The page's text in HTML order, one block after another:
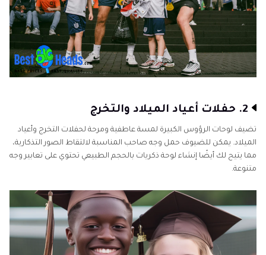
2. حفلات أعياد الميلاد والتخرج
تضيف لوحات الرؤوس الكبيرة لمسة عاطفية ومرحة لحفلات التخرج وأعياد
الميلاد. يمكن للضيوف حمل وجه صاحب المناسبة لالتقاط الصور التذكارية،
مما يتيح لك أيضًا إنشاء لوحة ذكريات بالحجم الطبيعي تحتوي على تعابير وجه
متنوعة.